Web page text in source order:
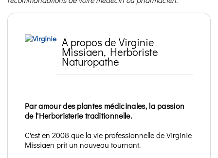
A propos de Virginie
Missiaen, Herboriste
Naturopathe
Par amour des plantes médicinales, la passion
de l'Herboristerie traditionnelle.
C'est en 2008 que la vie professionnelle de Virginie
Missiaen prit un nouveau tournant.